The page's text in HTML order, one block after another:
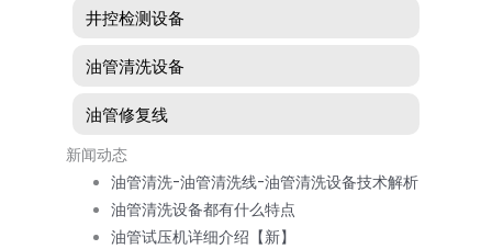
井控检测设备
油管清洗设备
油管修复线
新闻动态
油管清洗-油管清洗线-油管清洗设备技术解析
油管清洗设备都有什么特点
油管试压机详细介绍【新】